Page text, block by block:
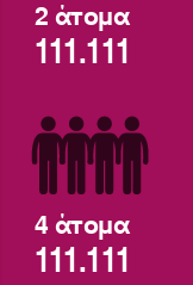
2 άτομα
111.111
4 άτομα
111.111